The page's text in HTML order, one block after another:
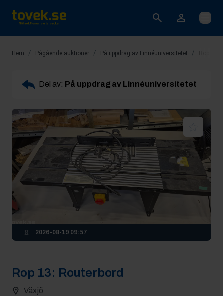
Öppna
Hem / Pågående auktioner / På uppdrag av Linnéuniversitetet /
Del av: På uppdrag av Linnéuniversitetet
2026-08-19 09:57
Rop 13: Routerbord
Växjö